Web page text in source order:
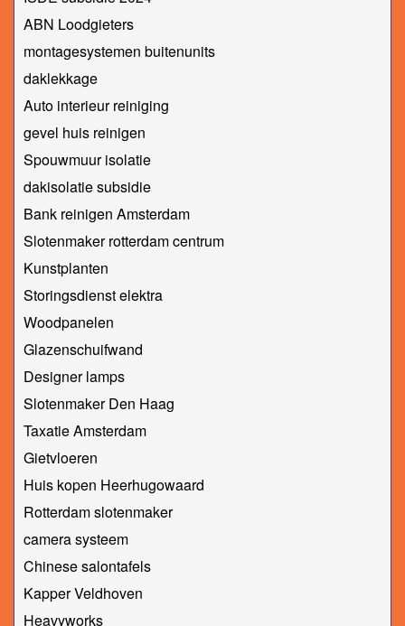
ABN Loodgieters
montagesystemen buitenunits
daklekkage
Auto interieur reiniging
gevel huis reinigen
Spouwmuur isolatie
dakisolatie subsidie
Bank reinigen Amsterdam
Slotenmaker rotterdam centrum
Kunstplanten
Storingsdienst elektra
Woodpanelen
Glazenschuifwand
Designer lamps
Slotenmaker Den Haag
Taxatie Amsterdam
Gietvloeren
Huis kopen Heerhugowaard
Rotterdam slotenmaker
camera systeem
Chinese salontafels
Kapper Veldhoven
Heavyworks